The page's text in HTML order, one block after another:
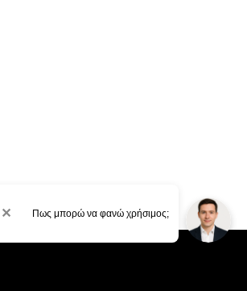
✕ Πως μπορώ να φανώ χρήσιμος;